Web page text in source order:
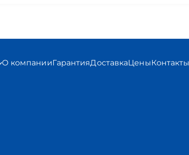
О компанииГарантияДоставкаЦеныКонтакты